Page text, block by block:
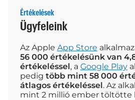
Értékelések
Ügyfeleink
Az Apple App Store
56 000 értékelésünk van
értékeléssel, a Google Play
pedig több mint 58 000
átlagos értékeléssel. Az
mint 2 millió ember töltötte